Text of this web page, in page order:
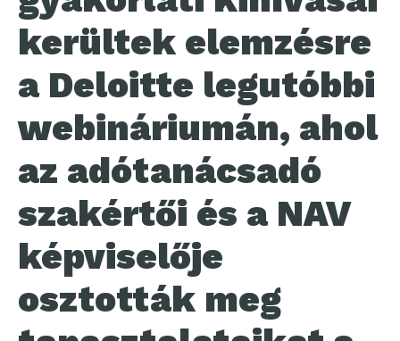
kerültek elemzésre
a Deloitte legutóbbi
webináriumán, ahol
az adótanácsadó
szakértői és a NAV
képviselője
osztották meg